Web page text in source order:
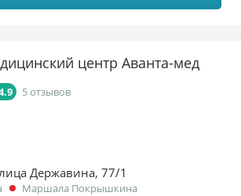
центр Аванта-мед
5 отзывов
Державина, 77/1
Маршала Покрышкина